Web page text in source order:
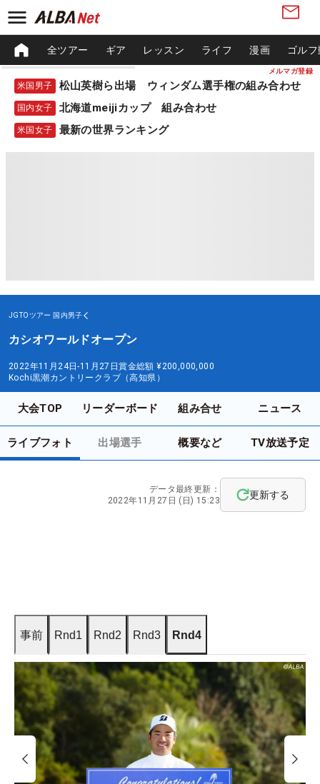
メルマガ登録
全ツアー ギア レッスン ライフ 漫画 ゴル
米国男子 松山英樹ら出場 ウィンダム選手権の組み合わせ
国内女子 北海道meijiカップ 組み合わせ
米国女子 最新の世界ランキング
JGTOツアー 国内男子
カシオワールドオープン
2022年11月24日-11月27日賞金総額 ¥200,000,000
Kochi黒潮カントリークラブ（高知県）
大会TOP リーダーボード 組み合せ ニュース
ライブフォト 出場選手 概要など TV放送予定
データ最終更新：
2022年11月27日 (日) 15:23
更新する
事前 Rnd1 Rnd2 Rnd3 Rnd4